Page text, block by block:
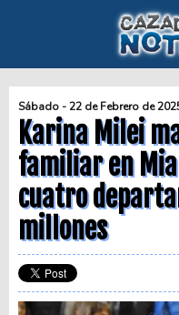
Sábado - 22 de Febrero de
Karina Milei
familiar en
cuatro
millones